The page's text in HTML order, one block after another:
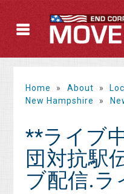
Home » About »
New Hampshire
»
**ライブ
団対抗駅
ブ配信.ラ